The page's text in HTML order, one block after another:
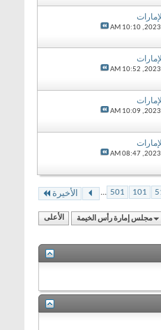
10:10 AM
10:52 AM
10:09 AM
08:47 AM
101
501
... الأخيرة
مجلس إمارة رأس الخيمة الأعلى